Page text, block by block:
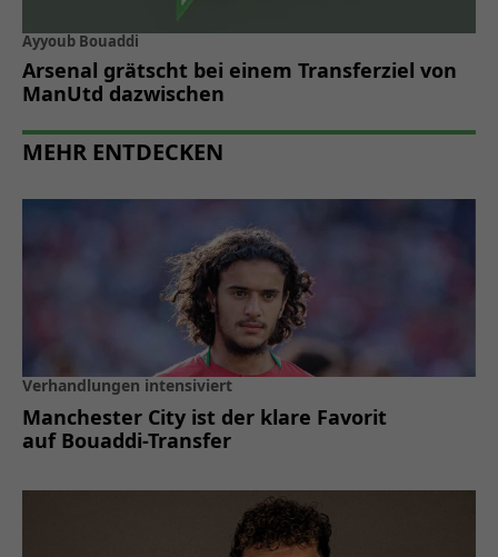
Ayyoub Bouaddi
Arsenal grätscht bei einem Transferziel von
ManUtd dazwischen
MEHR ENTDECKEN
Verhandlungen intensiviert
Manchester City ist der klare Favorit
auf Bouaddi-Transfer